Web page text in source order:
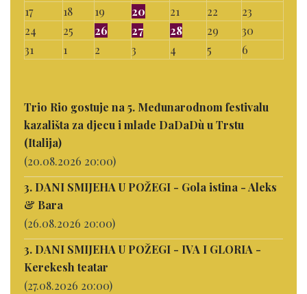
17
18 19 20 21 22
23
24
25 26 27 28 29
30
31
1 2 3 4 5 6
Trio Rio gostuje na 5. Međunarodnom festivalu
kazališta za djecu i mlade DaDaDù u Trstu
(Italija)
(20.08.2026 20:00)
3. DANI SMIJEHA U POŽEGI - Gola istina - Aleks
& Bara
(26.08.2026 20:00)
3. DANI SMIJEHA U POŽEGI - IVA I GLORIA -
Kerekesh teatar
(27.08.2026 20:00)